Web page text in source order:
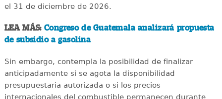
el 31 de diciembre de 2026.
LEA MÁS: Congreso de Guatemala analizará propuesta
de subsidio a gasolina
Sin embargo, contempla la posibilidad de finalizar
anticipadamente si se agota la disponibilidad
presupuestaria autorizada o si los precios
internacionales del combustible permanecen durante